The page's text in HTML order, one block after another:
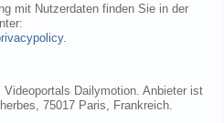
mit Nutzerdaten finden Sie in der
.
Dailymotion. Anbieter ist
75017 Paris, Frankreich.